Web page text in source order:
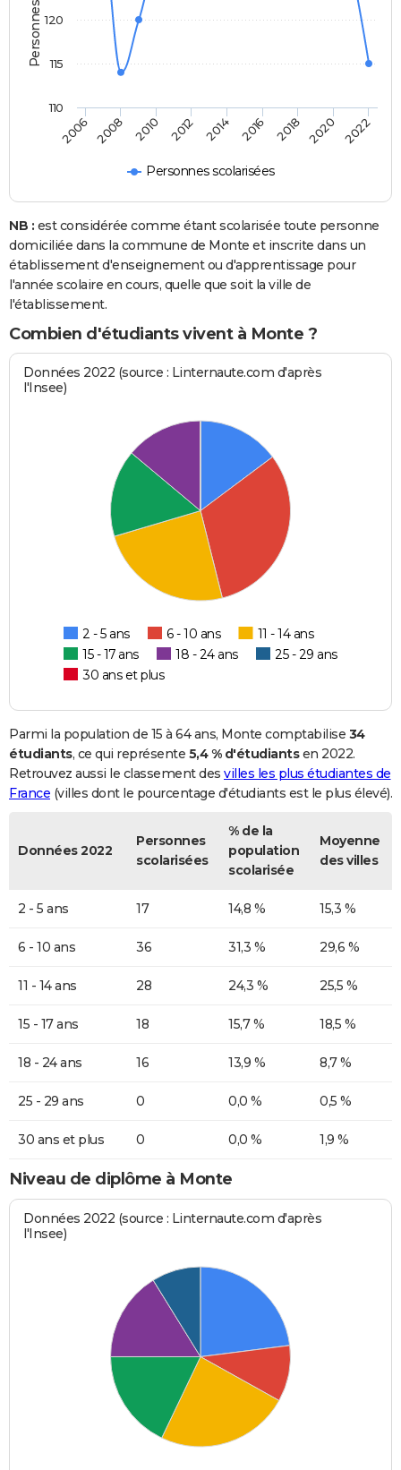
Personnes scolarisées
2006 2008 2010 2012 2014 2016 2018 2020 2022
110
115
120
NB : est considérée comme étant scolarisée toute personne
domiciliée dans la commune de Monte et inscrite dans un
établissement d'enseignement ou d'apprentissage pour
l'année scolaire en cours, quelle que soit la ville de
l'établissement.
Combien d'étudiants vivent à Monte ?
Données 2022 (source : Linternaute.com d'après
l'Insee)
2 - 5 ans 6 - 10 ans
11 - 14 ans
15 - 17 ans
18 - 24 ans
25 - 29 ans
30 ans et plus
Parmi la population de 15 à 64 ans, Monte comptabilise 34
étudiants, ce qui représente 5,4 % d'étudiantsen 2022.
Retrouvez aussi le classement des villes les plus étudiantes de
France (villes dont le pourcentage d'étudiants est le plus élevé).
Données 2022
Personnes
scolarisées
% de la
population
scolarisée
Moyenne
des villes
2 - 5 ans 17 14,8 % 15,3 %
6 - 10 ans 36 31,3 % 29,6 %
11 - 14 ans 28 24,3 % 25,5 %
15 - 17 ans 18 15,7 % 18,5 %
18 - 24 ans 16 13,9 % 8,7 %
25 - 29 ans 0 0,0 % 0,5 %
30 ans et plus 0 0,0 % 1,9 %
Niveau de diplôme à Monte
Données 2022 (source : Linternaute.com d'après
l'Insee)